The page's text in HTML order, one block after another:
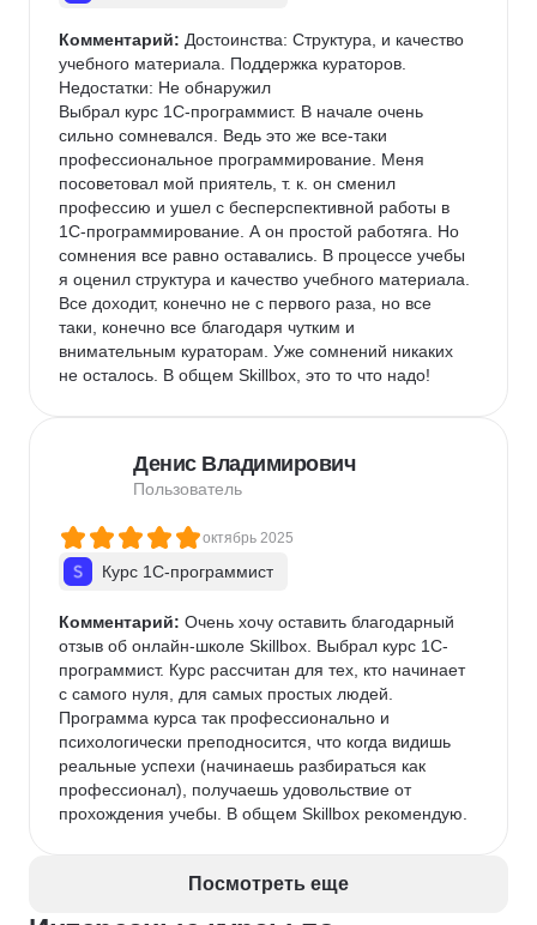
Комментарий: Достоинства: Структура, и качество
учебного материала. Поддержка кураторов.
Недостатки: Не обнаружил
Выбрал курс 1С-программист. В начале очень
сильно сомневался. Ведь это же все-таки
профессиональное программирование. Меня
посоветовал мой приятель, т. к. он сменил
профессию и ушел с бесперспективной работы в
1С-программирование. А он простой работяга. Но
сомнения все равно оставались. В процессе учебы
я оценил структура и качество учебного материала.
Все доходит, конечно не с первого раза, но все
таки, конечно все благодаря чутким и
внимательным кураторам. Уже сомнений никаких
не осталось. В общем Skillbox, это то что надо!
Денис Владимирович
Пользователь
октябрь 2025
Курс 1С-программист
Комментарий: Очень хочу оставить благодарный
отзыв об онлайн-школе Skillbox. Выбрал курс 1С-
программист. Курс рассчитан для тех, кто начинает
с самого нуля, для самых простых людей.
Программа курса так профессионально и
психологически преподносится, что когда видишь
реальные успехи (начинаешь разбираться как
профессионал), получаешь удовольствие от
прохождения учебы. В общем Skillbox рекомендую.
Посмотреть еще